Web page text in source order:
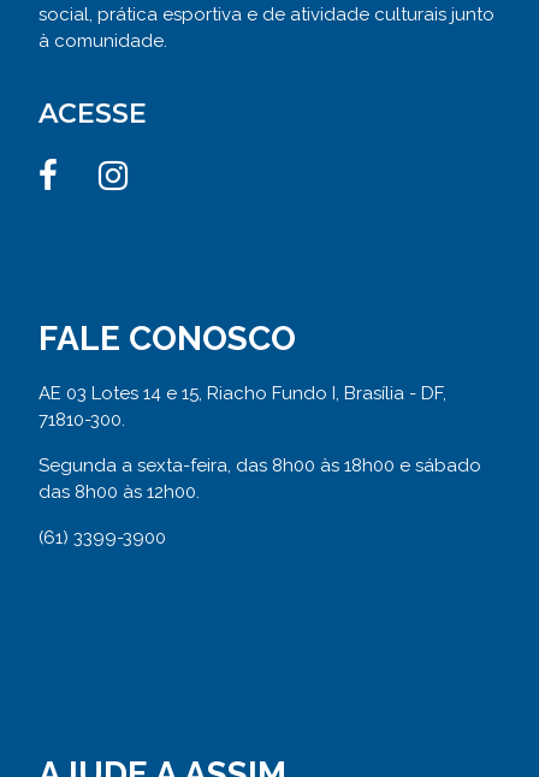
social, prática esportiva e de atividade culturais junto
à comunidade.
ACESSE
FALE CONOSCO
AE 03 Lotes 14 e 15, Riacho Fundo I, Brasília - DF,
71810-300.
Segunda a sexta-feira, das 8h00 às 18h00 e sábado
das 8h00 às 12h00.
(61) 3399-3900